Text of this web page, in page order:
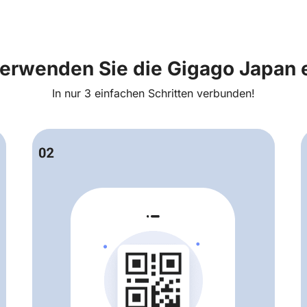
Sie die Gigago Japan
In nur 3 einfachen Schritten verbunden!